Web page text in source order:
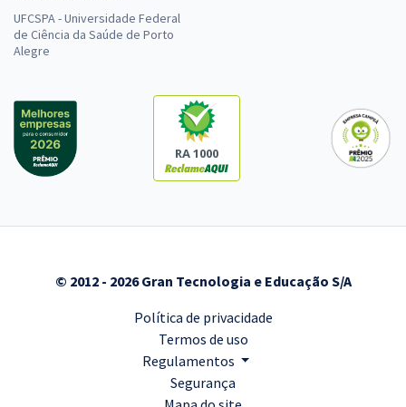
UFCSPA - Universidade Federal
de Ciência da Saúde de Porto
Alegre
RA 1000
© 2012 - 2026 Gran Tecnologia e Educação S/A
Política de privacidade
Termos de uso
Regulamentos
Segurança